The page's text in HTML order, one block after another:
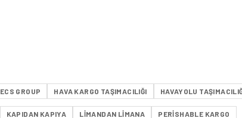
ECS GROUP HAVA KARGO TAŞIMACILIĞI HAVAYOLU
KAPIDAN KAPIYA LIMANDAN LIMANA PERISHABLE KARGO